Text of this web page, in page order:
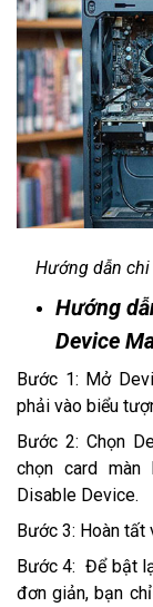
Hướng dẫn
Hướng
Device
Bước 1: Mở
phải vào biểu
Bước 2: Chọn
chọn card màn
Disable Device.
Bước 3: Hoàn tất
Bước 4: Để bật
đơn giản, bạn